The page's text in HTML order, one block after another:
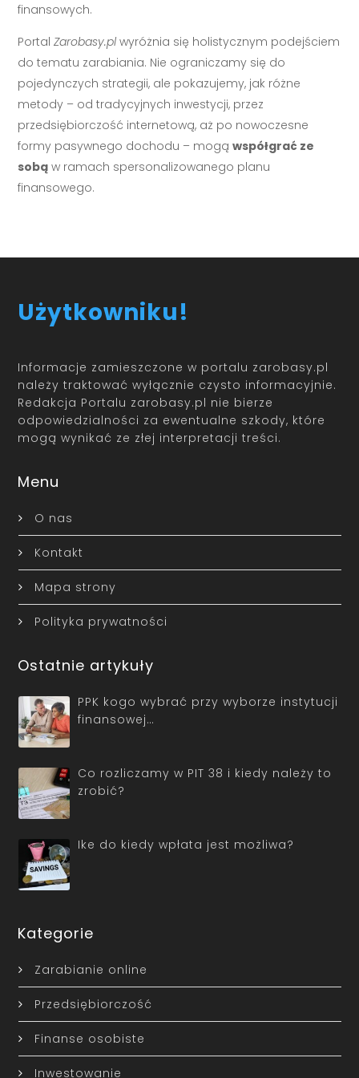
finansowych.
PortalZarobasy.pl wyróżnia się holistycznym podejściem
do tematu zarabiania. Nie ograniczamy się do
pojedynczych strategii, ale pokazujemy, jak różne
metody – od tradycyjnych inwestycji, przez
przedsiębiorczość internetową, aż po nowoczesne
formy pasywnego dochodu – mogąwspółgrać ze
sobą w ramach spersonalizowanego planu
finansowego.
Użytkowniku!
Informacje zamieszczone w portalu zarobasy.pl
należy traktować wyłącznie czysto informacyjnie.
Redakcja Portalu zarobasy.pl nie bierze
odpowiedzialności za ewentualne szkody, które
mogą wynikać ze złej interpretacji treści.
Menu
O nas
Kontakt
Mapa strony
Polityka prywatności
Ostatnie artykuły
PPK kogo wybrać przy wyborze instytucji
finansowej…
Co rozliczamy w PIT 38 i kiedy należy to
zrobić?
Ike do kiedy wpłata jest możliwa?
Kategorie
Zarabianie online
Przedsiębiorczość
Finanse osobiste
Inwestowanie